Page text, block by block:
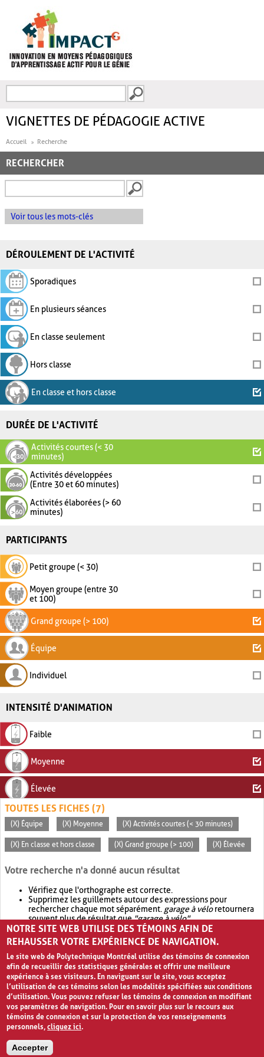
FORMULAIRE DE
VIGNETTES DE PÉDAGOGIE ACTIVE
Accueil Recherche
RECHERCHER
Voir tous les mots-clés
DÉROULEMENT DE L'ACTIVITÉ
Sporadiques
En plusieurs séances
En classe seulement
Hors classe
En classe et hors classe
DURÉE DE L'ACTIVITÉ
Activités courtes (< 30
minutes)
Activités développées
(Entre 30 et 60 minutes)
Activités élaborées (> 60
minutes)
PARTICIPANTS
Petit groupe (< 30)
Moyen groupe (entre 30
et 100)
Grand groupe (> 100)
Équipe
Individuel
INTENSITÉ D'ANIMATION
Faible
Moyenne
Élevée
TOUTES LES FICHES (7)
(X) Équipe (X) Moyenne (X) Activités courtes (< 30 minutes)
(X) En classe et hors classe (X) Grand groupe (> 100) (X) Élevée
Votre recherche n'a donné aucun résultat
Vérifiez que l'orthographe est correcte.
Supprimez les guillemets autour des expressions pour
rechercher chaque mot séparément. garage à véloretournera
souvent plus de résultat que"garage à vélo".
Envisagez d'élargir votre recherche avec OR.garage OR vélo
retournera souvent plus de résultat quegarage à vélo
NOTRE SITE WEB UTILISE DES TÉMOINS AFIN DE
REHAUSSER VOTRE EXPÉRIENCE DE NAVIGATION.
Le site web de Polytechnique Montréal utilise des témoins de connexion
afin de recueillir des statistiques générales et offrir une meilleure
expérience à ses visiteurs. En naviguant sur le site, vous acceptez
l’utilisation de ces témoins selon les modalités spécifiées aux conditions
d’utilisation. Vous pouvez refuser les témoins de connexion en modifiant
vos paramètres de navigation. Pour en savoir plus sur le recours aux
témoins de connexion et sur la protection de vos renseignements
personnels,cliquez ici.
Accepter